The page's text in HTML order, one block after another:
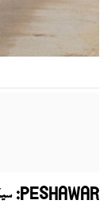
PESHAWAR: